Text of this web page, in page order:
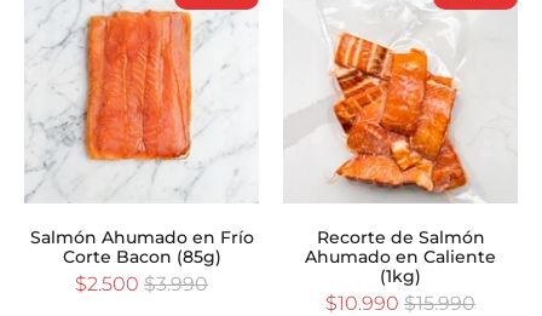
Salmón Ahumado en Frío
Corte Bacon (85g)
$2.500 $3.990
Recorte de Salmón
Ahumado en Caliente
(1kg)
$10.990 $15.990